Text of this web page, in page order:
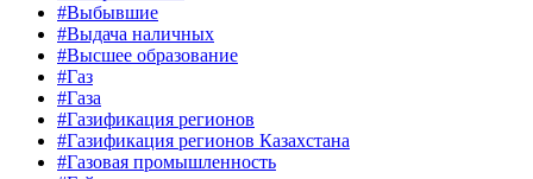
#Выбывшие
#Выдача наличных
#Высшее образование
#Газ
#Газа
#Газификация регионов
#Газификация регионов Казахстана
#Газовая промышленность